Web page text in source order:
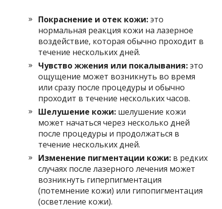
Покраснение и отек кожи:это
нормальная реакция кожи на лазерное
воздействие, которая обычно проходит в
течение нескольких дней.
Чувство жжения или покалывания:это
ощущение может возникнуть во время
или сразу после процедуры и обычно
проходит в течение нескольких часов.
Шелушение кожи: шелушение кожи
может начаться через несколько дней
после процедуры и продолжаться в
течение нескольких дней.
Изменение пигментации кожи: в редких
случаях после лазерного лечения может
возникнуть гиперпигментация
(потемнение кожи) или гипопигментация
(осветление кожи).